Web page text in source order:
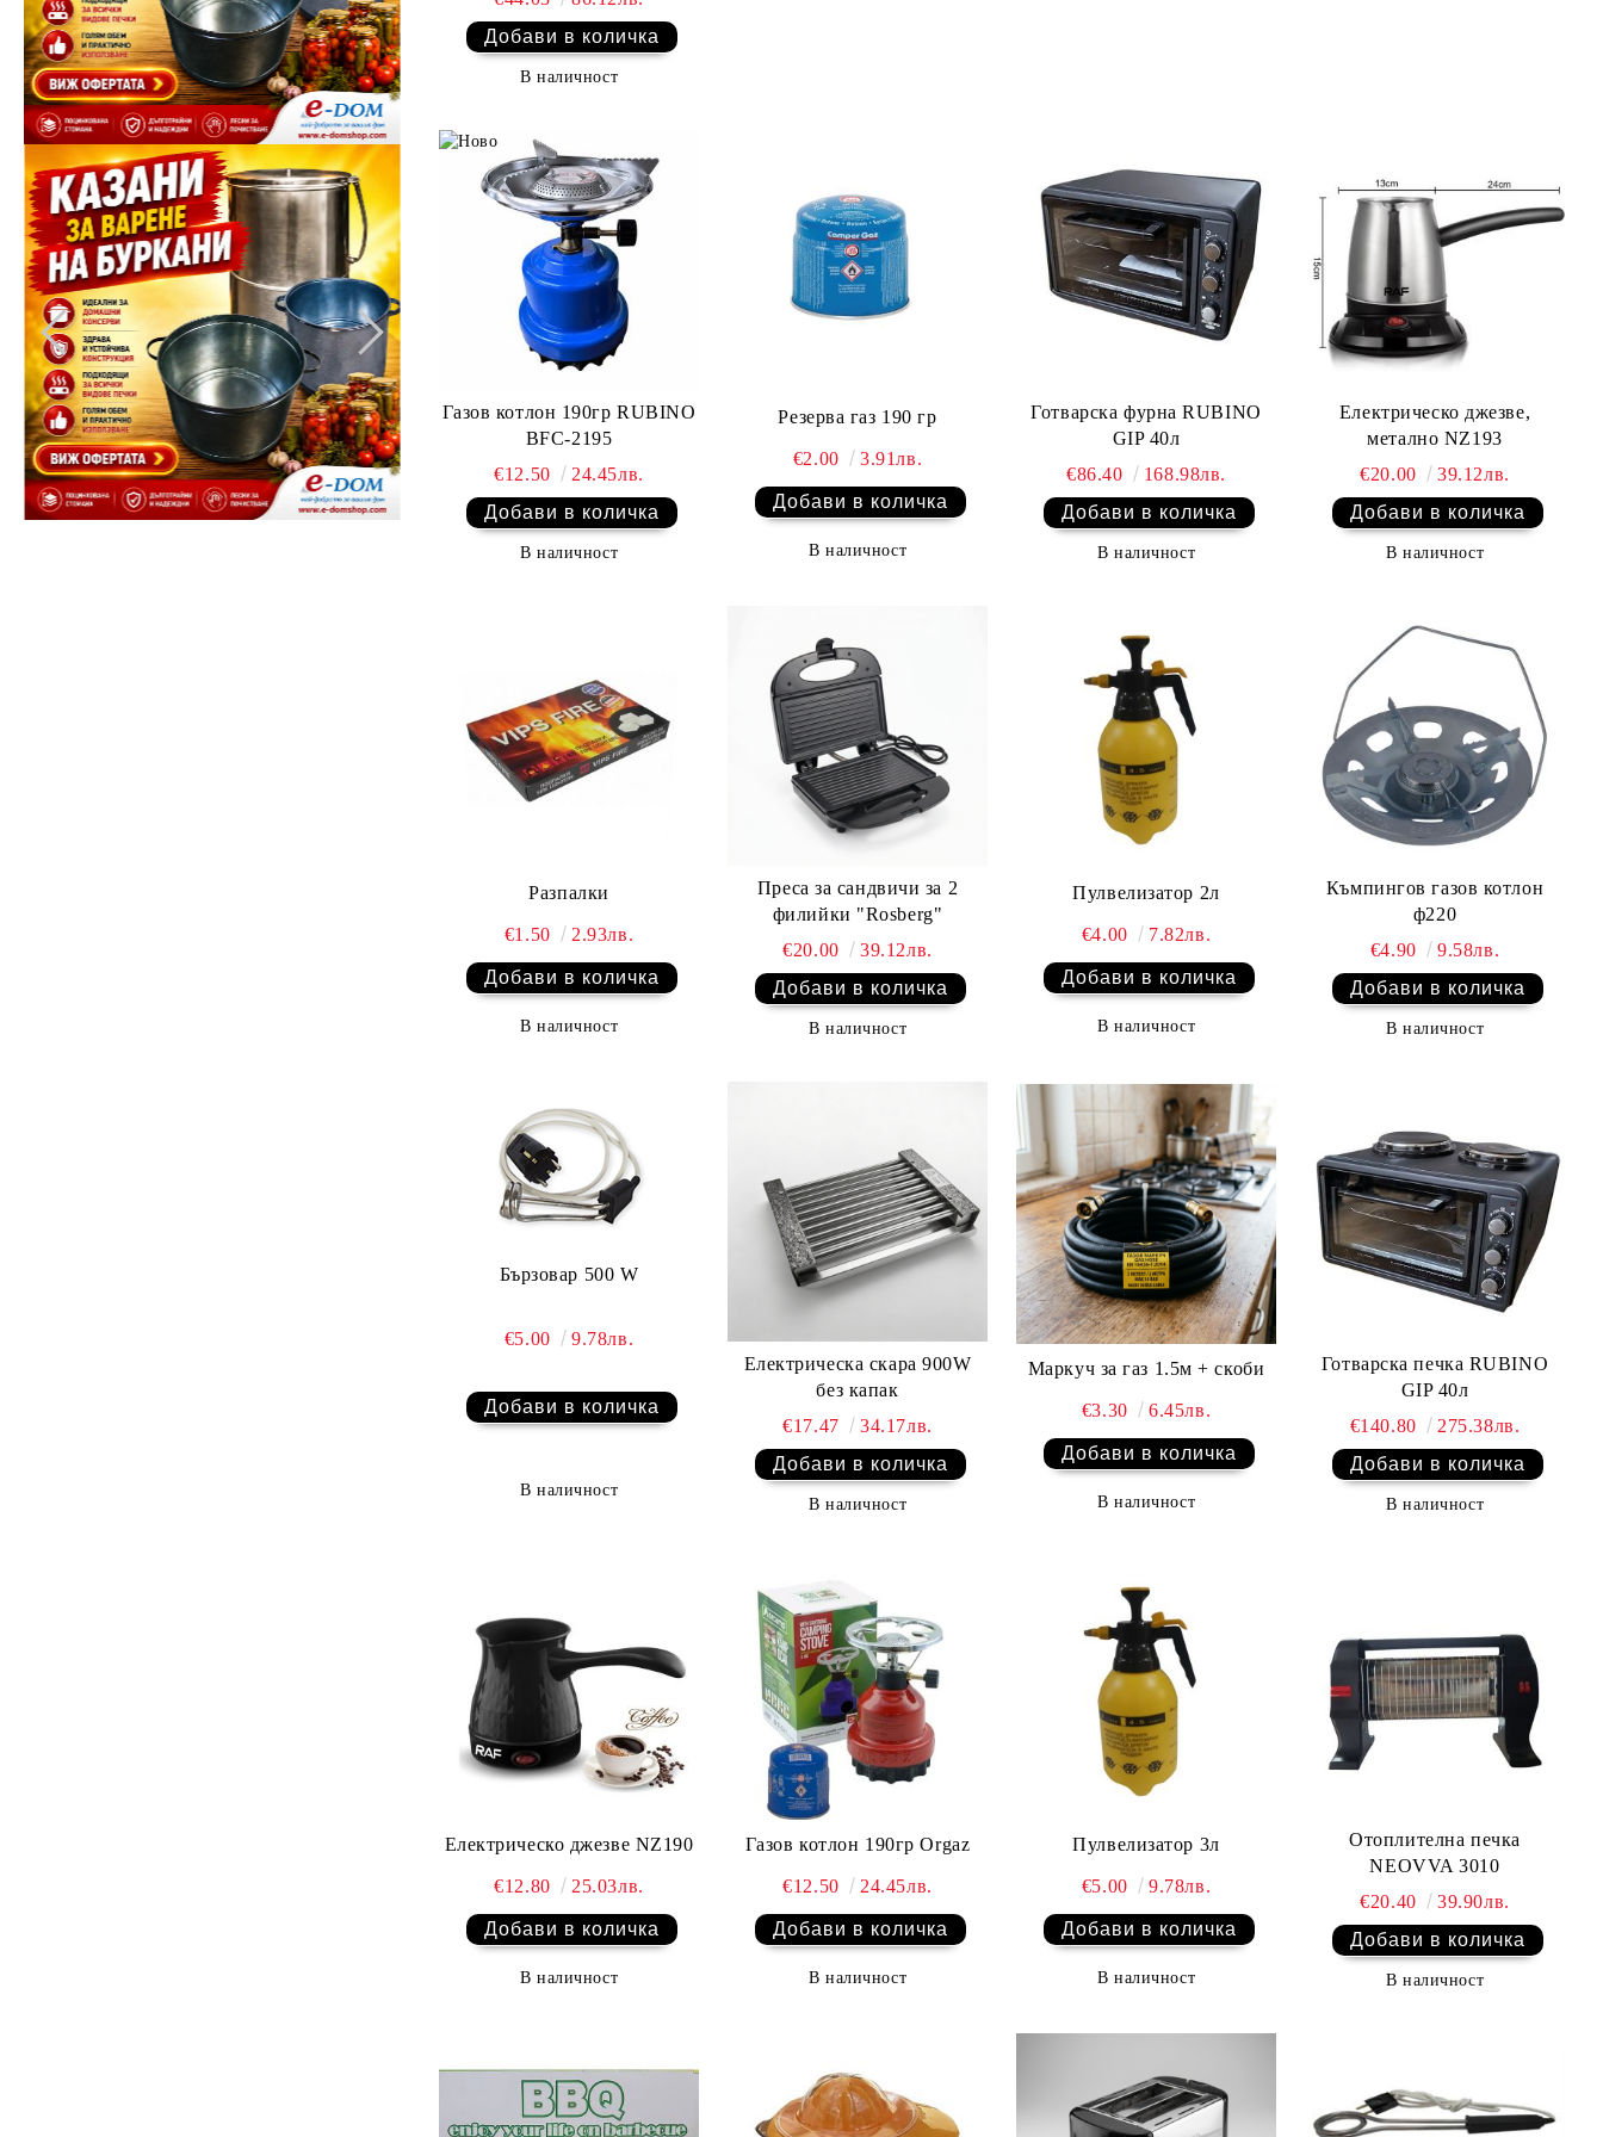
В наличност
Газов котлон 190гр RUBINO
BFC-2195
€12.50
24.45лв.
В наличност
Резерва газ 190 гр
€2.00 3.91лв.
В наличност
Готварска фурна RUBINO
GIP 40л
€86.40
168.98лв.
В наличност
Електрическо джезве,
метално NZ193
€20.00
39.12лв.
В наличност
Разпалки
€1.50 2.93лв.
В наличност
Преса за сандвичи за 2
филийки "Rosberg"
€20.00
39.12лв.
В наличност
Пулвелизатор 2л
€4.00 7.82лв.
В наличност
Къмпингов газов котлон
ф220
€4.90
9.58лв.
В наличност
Бързовар 500 W
€5.00 9.78лв.
В наличност
Електрическа скара 900W
без капак
€17.47
34.17лв.
В наличност
Маркуч за газ 1.5м + скоби
€3.30 6.45лв.
В наличност
Готварска печка RUBINO
GIP 40л
€140.80
275.38лв.
В наличност
Електрическо джезве NZ190
€12.80 25.03лв.
В наличност
Газов котлон 190гр Orgaz
€12.50 24.45лв.
В наличност
Пулвелизатор 3л
€5.00 9.78лв.
В наличност
Отоплителна печка
NEOVVA 3010
€20.40
39.90лв.
В наличност